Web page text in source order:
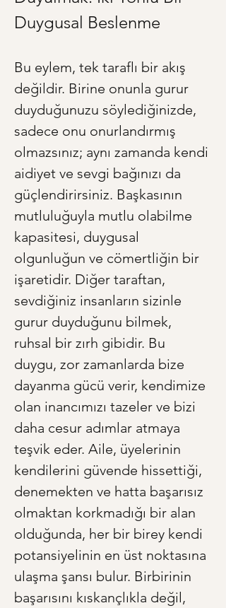
Duygusal Beslenme
Bu eylem, tek taraflı bir akış
değildir. Birine onunla gurur
duyduğunuzu söylediğinizde,
sadece onu onurlandırmış
olmazsınız; aynı zamanda kendi
aidiyet ve sevgi bağınızı da
güçlendirirsiniz. Başkasının
mutluluğuyla mutlu olabilme
kapasitesi, duygusal
olgunluğun ve cömertliğin bir
işaretidir. Diğer taraftan,
sevdiğiniz insanların sizinle
gurur duyduğunu bilmek,
ruhsal bir zırh gibidir. Bu
duygu, zor zamanlarda bize
dayanma gücü verir, kendimize
olan inancımızı tazeler ve bizi
daha cesur adımlar atmaya
teşvik eder. Aile, üyelerinin
kendilerini güvende hissettiği,
denemekten ve hatta başarısız
olmaktan korkmadığı bir alan
olduğunda, her bir birey kendi
potansiyelinin en üst noktasına
ulaşma şansı bulur. Birbirinin
başarısını kıskançlıkla değil,